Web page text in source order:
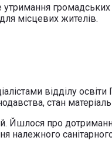
громадських
місцевих жителів.
відділу
стан
Йшлося про
належного